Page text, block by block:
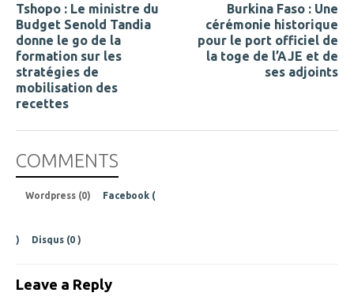
Tshopo : Le ministre du
Budget Senold Tandia
donne le go de la
formation sur les
stratégies de
mobilisation des
recettes
Burkina Faso : Une
cérémonie historique
pour le port officiel de
la toge de l’AJE et de
ses adjoints
COMMENTS
Wordpress (0) Facebook (
) Disqus (0 )
Leave a Reply